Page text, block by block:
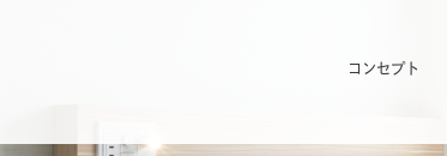
コンセプト